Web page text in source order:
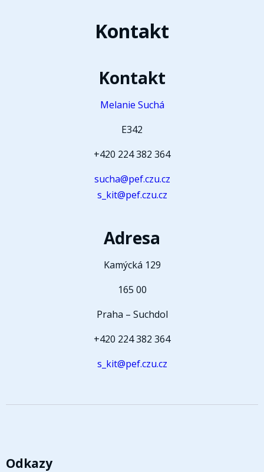
Kontakt
Kontakt
Melanie Suchá
E342
+420 224 382 364
sucha@pef.czu.cz
s_kit@pef.czu.cz
Adresa
Kamýcká 129
165 00
Praha – Suchdol
+420 224 382 364
s_kit@pef.czu.cz
Odkazy